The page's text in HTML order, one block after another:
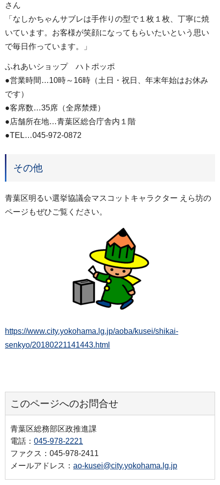
さん
「なしかちゃんサブレは手作りの型で１枚１枚、丁寧に焼
いています。お客様が笑顔になってもらいたいという思い
で毎日作っています。」
ふれあいショップ ハトポッポ
●営業時間…10時～16時（土日・祝日、年末年始はお休み
です）
●客席数…35席（全席禁煙）
●店舗所在地…青葉区総合庁舎内１階
●TEL…045-972-0872
その他
青葉区明るい選挙協議会マスコットキャラクター えら坊の
ページもぜひご覧ください。
https://www.city.yokohama.lg.jp/aoba/kusei/shikai-
senkyo/20180221141443.html
このページへのお問合せ
青葉区総務部区政推進課
電話： 045-978-2221
ファクス：045-978-2411
メールアドレス： ao-kusei@city.yokohama.lg.jp